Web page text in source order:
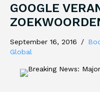
GOOGLE
September 16, 2016 /
Global